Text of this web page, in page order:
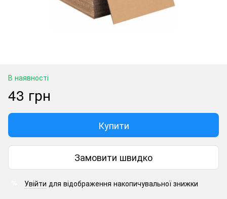
В наявності
43 грн
Купити
Замовити швидко
Увійти для відображення накопичувальної знижки